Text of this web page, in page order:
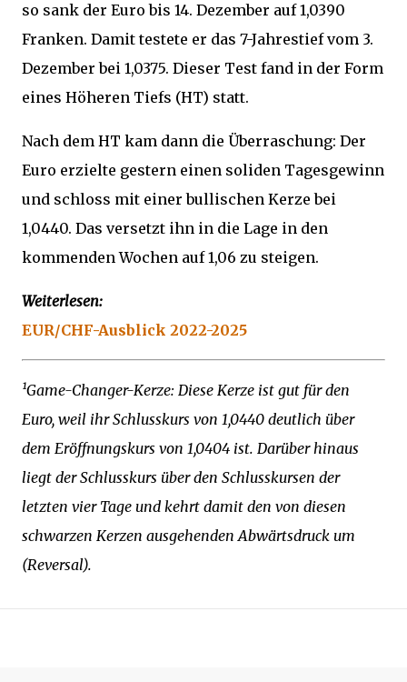
so sank der Euro bis 14. Dezember auf 1,0390
Franken. Damit testete er das 7-Jahrestief vom 3.
Dezember bei 1,0375. Dieser Test fand in der Form
eines Höheren Tiefs (HT) statt.
Nach dem HT kam dann die Überraschung: Der
Euro erzielte gestern einen soliden Tagesgewinn
und schloss mit einer bullischen Kerze bei
1,0440. Das versetzt ihn in die Lage in den
kommenden Wochen auf 1,06 zu steigen.
Weiterlesen:
EUR/CHF-Ausblick 2022-2025
¹Game-Changer-Kerze: Diese Kerze ist gut für den
Euro, weil ihr Schlusskurs von 1,0440 deutlich über
dem Eröffnungskurs von 1,0404 ist. Darüber hinaus
liegt der Schlusskurs über den Schlusskursen der
letzten vier Tage und kehrt damit den von diesen
schwarzen Kerzen ausgehenden Abwärtsdruck um
(Reversal).